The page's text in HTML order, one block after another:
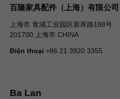
百隆家具配件（上海）有限公司
上海市 青浦工业园区新厍路188号
201700 上海市 CHINA
Điện thoại +86 21 3920 3355
Ba Lan